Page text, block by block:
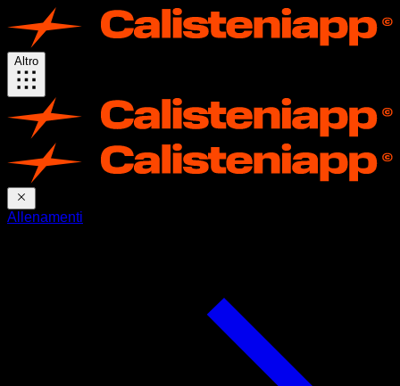
Altro
Allenamenti